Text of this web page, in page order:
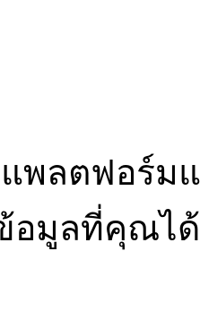
ลตฟอร์มแ
อมูลที่คุณได้